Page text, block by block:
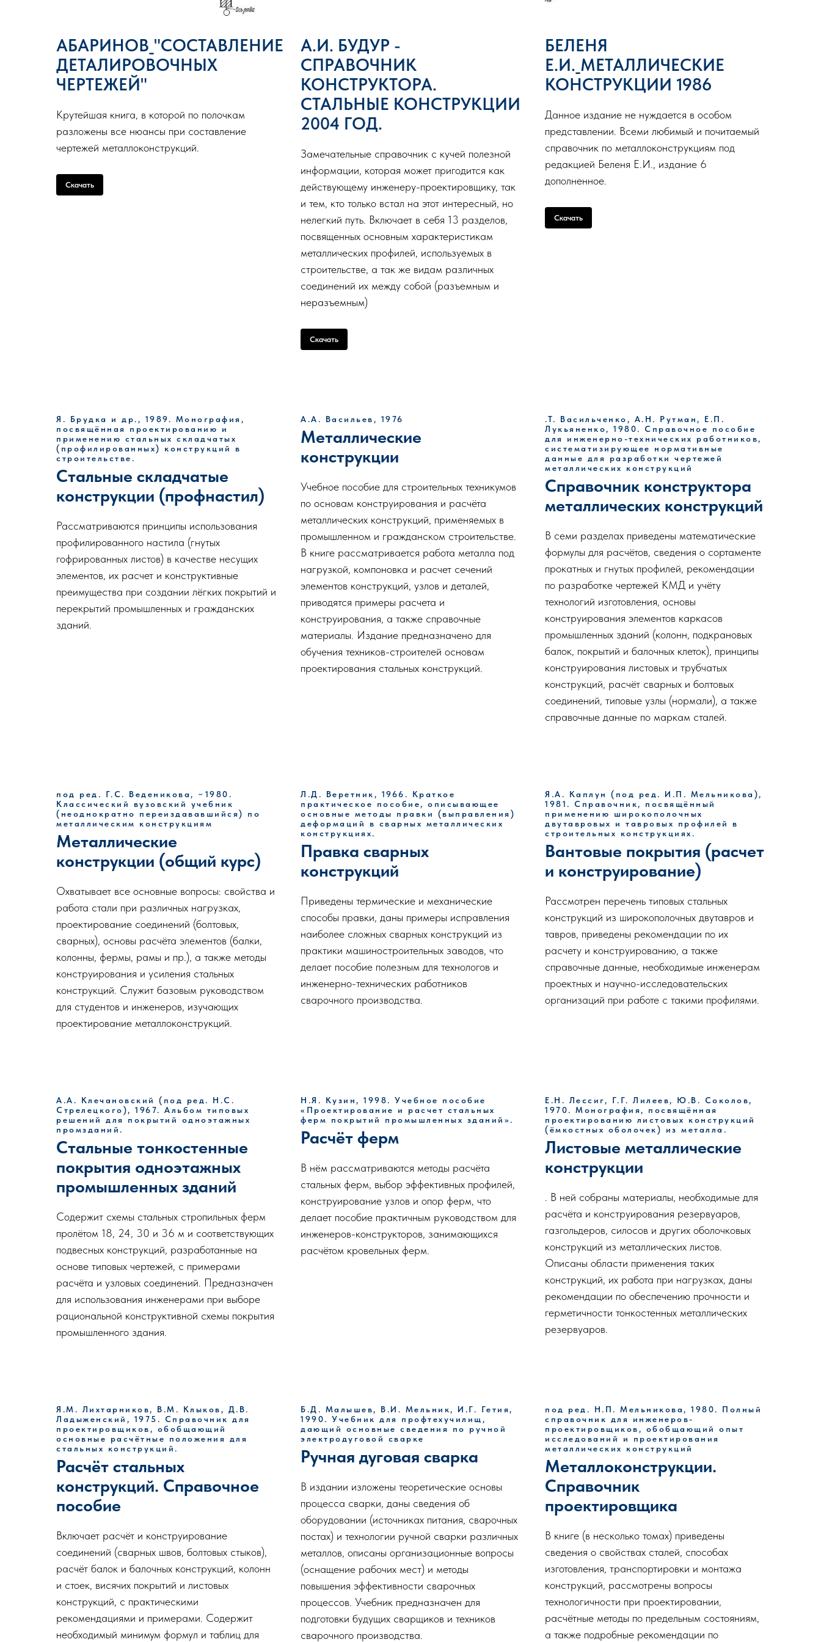
АБАРИНОВ_"СОСТАВЛЕНИЕ
ДЕТАЛИРОВОЧНЫХ
ЧЕРТЕЖЕЙ"
Крутейшая книга, в которой по полочкам
разложены все нюансы при составление
чертежей металлоконструкций.
Скачать
А.И. БУДУР -
СПРАВОЧНИК
КОНСТРУКТОРА.
СТАЛЬНЫЕ КОНСТРУКЦИИ
2004 ГОД.
Замечательные справочник с кучей полезной
информации, которая может пригодится как
действующему инженеру-проектировщику, так
и тем, кто только встал на этот интересный, но
нелегкий путь. Включает в себя 13 разделов,
посвященных основным характеристикам
металлических профилей, используемых в
строительстве, а так же видам различных
соединений их между собой (разъемным и
неразъемным)
Скачать
БЕЛЕНЯ
Е.И._МЕТАЛЛИЧЕСКИЕ
КОНСТРУКЦИИ 1986
Данное издание не нуждается в особом
представлении. Всеми любимый и почитаемый
справочник по металлоконструкциям под
редакцией Беленя Е.И., издание 6
дополненное.
Скачать
Я. Брудка и др., 1989. Монография,
посвящённая проектированию и
применению стальных складчатых
(профилированных) конструкций в
строительстве.
Стальные складчатые
конструкции (профнастил)
Рассматриваются принципы использования
профилированного настила (гнутых
гофрированных листов) в качестве несущих
элементов, их расчет и конструктивные
преимущества при создании лёгких покрытий и
перекрытий промышленных и гражданских
зданий.
А.А. Васильев, 1976
Металлические
конструкции
Учебное пособие для строительных техникумов
по основам конструирования и расчёта
металлических конструкций, применяемых в
промышленном и гражданском строительстве.
В книге рассматривается работа металла под
нагрузкой, компоновка и расчет сечений
элементов конструкций, узлов и деталей,
приводятся примеры расчета и
конструирования, а также справочные
материалы. Издание предназначено для
обучения техников-строителей основам
проектирования стальных конструкций.
.Т. Васильченко, А.Н. Рутман, Е.П.
Лукьяненко, 1980. Справочное пособие
для инженерно-технических работников,
систематизирующее нормативные
данные для разработки чертежей
металлических конструкций
Справочник конструктора
металлических конструкций
В семи разделах приведены математические
формулы для расчётов, сведения о сортаменте
прокатных и гнутых профилей, рекомендации
по разработке чертежей КМД и учёту
технологий изготовления, основы
конструирования элементов каркасов
промышленных зданий (колонн, подкрановых
балок, покрытий и балочных клеток), принципы
конструирования листовых и трубчатых
конструкций, расчёт сварных и болтовых
соединений, типовые узлы (нормали), а также
справочные данные по маркам сталей.
под ред. Г.С. Веденикова, ~1980.
Классический вузовский учебник
(неоднократно переиздававшийся) по
металлическим конструкциям
Металлические
конструкции (общий курс)
Охватывает все основные вопросы: свойства и
работа стали при различных нагрузках,
проектирование соединений (болтовых,
сварных), основы расчёта элементов (балки,
колонны, фермы, рамы и пр.), а также методы
конструирования и усиления стальных
конструкций. Служит базовым руководством
для студентов и инженеров, изучающих
проектирование металлоконструкций.
Л.Д. Веретник, 1966. Краткое
практическое пособие, описывающее
основные методы правки (выправления)
деформаций в сварных металлических
конструкциях.
Правка сварных
конструкций
Приведены термические и механические
способы правки, даны примеры исправления
наиболее сложных сварных конструкций из
практики машиностроительных заводов, что
делает пособие полезным для технологов и
инженерно-технических работников
сварочного производства.
Я.А. Каплун (под ред. И.П. Мельникова),
1981. Справочник, посвящённый
применению широкополочных
двутавровых и тавровых профилей в
строительных конструкциях.
Вантовые покрытия (расчет
и конструирование)
Рассмотрен перечень типовых стальных
конструкций из широкополочных двутавров и
тавров, приведены рекомендации по их
расчету и конструированию, а также
справочные данные, необходимые инженерам
проектных и научно-исследовательских
организаций при работе с такими профилями.
А.А. Клечановский (под ред. Н.С.
Стрелецкого), 1967. Альбом типовых
решений для покрытий одноэтажных
промзданий.
Стальные тонкостенные
покрытия одноэтажных
промышленных зданий
Содержит схемы стальных стропильных ферм
пролётом 18, 24, 30 и 36 м и соответствующих
подвесных конструкций, разработанные на
основе типовых чертежей, с примерами
расчёта и узловых соединений. Предназначен
для использования инженерами при выборе
рациональной конструктивной схемы покрытия
промышленного здания.
Н.Я. Кузин, 1998. Учебное пособие
«Проектирование и расчет стальных
ферм покрытий промышленных зданий».
Расчёт ферм
В нём рассматриваются методы расчёта
стальных ферм, выбор эффективных профилей,
конструирование узлов и опор ферм, что
делает пособие практичным руководством для
инженеров-конструкторов, занимающихся
расчётом кровельных ферм.
Е.Н. Лессиг, Г.Г. Лилеев, Ю.В. Соколов,
1970. Монография, посвящённая
проектированию листовых конструкций
(ёмкостных оболочек) из металла.
Листовые металлические
конструкции
. В ней собраны материалы, необходимые для
расчёта и конструирования резервуаров,
газгольдеров, силосов и других оболочковых
конструкций из металлических листов.
Описаны области применения таких
конструкций, их работа при нагрузках, даны
рекомендации по обеспечению прочности и
герметичности тонкостенных металлических
резервуаров.
Я.М. Лихтарников, В.М. Клыков, Д.В.
Ладыженский, 1975. Справочник для
проектировщиков, обобщающий
основные расчётные положения для
стальных конструкций.
Расчёт стальных
конструкций. Справочное
пособие
Включает расчёт и конструирование
соединений (сварных швов, болтовых стыков),
расчёт балок и балочных конструкций, колонн
и стоек, висячих покрытий и листовых
конструкций, с практическими
рекомендациями и примерами. Содержит
необходимый минимум формул и таблиц для
Б.Д. Малышев, В.И. Мельник, И.Г. Гетия,
1990. Учебник для профтехучилищ,
дающий основные сведения по ручной
электродуговой сварке
Ручная дуговая сварка
В издании изложены теоретические основы
процесса сварки, даны сведения об
оборудовании (источниках питания, сварочных
постах) и технологии ручной сварки различных
металлов, описаны организационные вопросы
(оснащение рабочих мест) и методы
повышения эффективности сварочных
процессов. Учебник предназначен для
подготовки будущих сварщиков и техников
сварочного производства.
под ред. Н.П. Мельникова, 1980. Полный
справочник для инженеров-
проектировщиков, обобщающий опыт
исследований и проектирования
металлических конструкций
Металлоконструкции.
Справочник
проектировщика
В книге (в несколько томах) приведены
сведения о свойствах сталей, способах
изготовления, транспортировки и монтажа
конструкций, рассмотрены вопросы
технологичности при проектировании,
расчётные методы по предельным состояниям,
а также подробные рекомендации по